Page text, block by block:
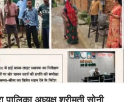
पालिका अध्यक्ष श्रीमती सोनी...